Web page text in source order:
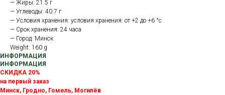
— Жиры: 21.5 г
— Углеводы: 40.7 г
— Условия хранения: условия хранения: от +2 до +6 °с
— Срок хранения: 24 часа
— Город: Минск
Weight: 160 g
ИНФОРМАЦИЯ
ИНФОРМАЦИЯ
СКИДКА 20%
на первый заказ
Минск, Гродно, Гомель, Могилёв